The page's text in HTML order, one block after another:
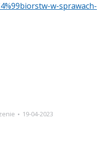
w-sprawach-
19-04-2023